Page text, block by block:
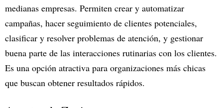
medianas empresas. Permiten crear y automatizar
campañas, hacer seguimiento de clientes potenciales,
clasificar y resolver problemas de atención, y gestionar
buena parte de las interacciones rutinarias con los clientes.
Es una opción atractiva para organizaciones más chicas
que buscan obtener resultados rápidos.